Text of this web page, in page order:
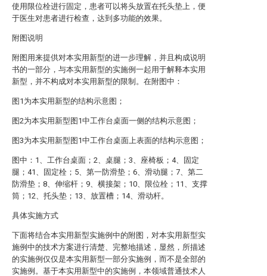
使用限位栓进行固定，患者可以将头放置在托头垫上，便
于医生对患者进行检查，达到多功能的效果。
附图说明
附图用来提供对本实用新型的进一步理解，并且构成说明
书的一部分，与本实用新型的实施例一起用于解释本实用
新型，并不构成对本实用新型的限制。在附图中：
图1为本实用新型的结构示意图；
图2为本实用新型图1中工作台桌面一侧的结构示意图；
图3为本实用新型图1中工作台桌面上表面的结构示意图；
图中：1、工作台桌面；2、桌腿；3、座椅板；4、固定
腿；41、固定栓；5、第一防滑垫；6、滑动腿；7、第二
防滑垫；8、伸缩杆；9、横接架；10、限位栓；11、支撑
筒；12、托头垫；13、放置槽；14、滑动杆。
具体实施方式
下面将结合本实用新型实施例中的附图，对本实用新型实
施例中的技术方案进行清楚、完整地描述，显然，所描述
的实施例仅仅是本实用新型一部分实施例，而不是全部的
实施例。基于本实用新型中的实施例，本领域普通技术人